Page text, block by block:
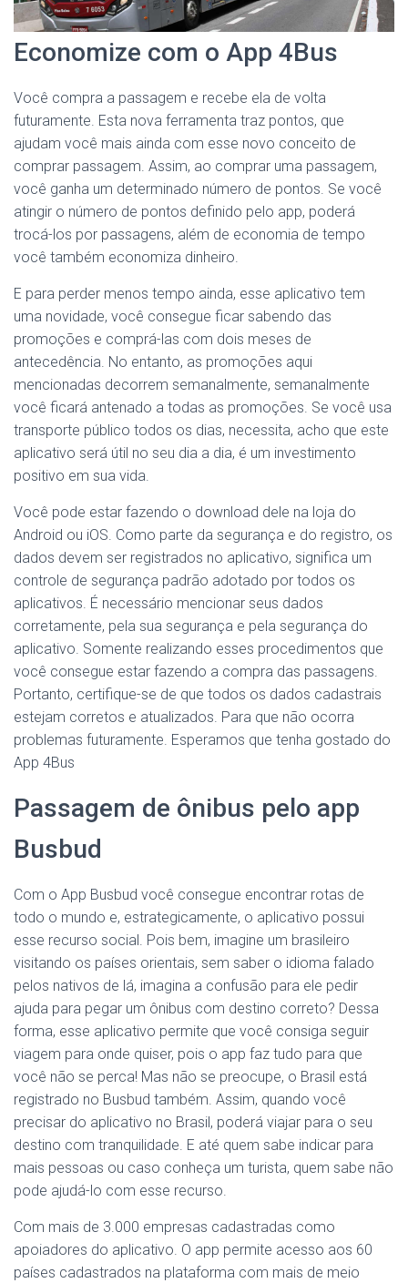
Economize com o App 4Bus
Você compra a passagem e recebe ela de volta
futuramente. Esta nova ferramenta traz pontos, que
ajudam você mais ainda com esse novo conceito de
comprar passagem. Assim, ao comprar uma passagem,
você ganha um determinado número de pontos. Se você
atingir o número de pontos definido pelo app, poderá
trocá-los por passagens, além de economia de tempo
você também economiza dinheiro.
E para perder menos tempo ainda, esse aplicativo tem
uma novidade, você consegue ficar sabendo das
promoções e comprá-las com dois meses de
antecedência. No entanto, as promoções aqui
mencionadas decorrem semanalmente, semanalmente
você ficará antenado a todas as promoções. Se você usa
transporte público todos os dias, necessita, acho que este
aplicativo será útil no seu dia a dia, é um investimento
positivo em sua vida.
Você pode estar fazendo o download dele na loja do
Android ou iOS. Como parte da segurança e do registro, os
dados devem ser registrados no aplicativo, significa um
controle de segurança padrão adotado por todos os
aplicativos. É necessário mencionar seus dados
corretamente, pela sua segurança e pela segurança do
aplicativo. Somente realizando esses procedimentos que
você consegue estar fazendo a compra das passagens.
Portanto, certifique-se de que todos os dados cadastrais
estejam corretos e atualizados. Para que não ocorra
problemas futuramente. Esperamos que tenha gostado do
App 4Bus
Passagem de ônibus pelo app
Busbud
Com o App Busbud você consegue encontrar rotas de
todo o mundo e, estrategicamente, o aplicativo possui
esse recurso social. Pois bem, imagine um brasileiro
visitando os países orientais, sem saber o idioma falado
pelos nativos de lá, imagina a confusão para ele pedir
ajuda para pegar um ônibus com destino correto? Dessa
forma, esse aplicativo permite que você consiga seguir
viagem para onde quiser, pois o app faz tudo para que
você não se perca! Mas não se preocupe, o Brasil está
registrado no Busbud também. Assim, quando você
precisar do aplicativo no Brasil, poderá viajar para o seu
destino com tranquilidade. E até quem sabe indicar para
mais pessoas ou caso conheça um turista, quem sabe não
pode ajudá-lo com esse recurso.
Com mais de 3.000 empresas cadastradas como
apoiadores do aplicativo. O app permite acesso aos 60
países cadastrados na plataforma com mais de meio